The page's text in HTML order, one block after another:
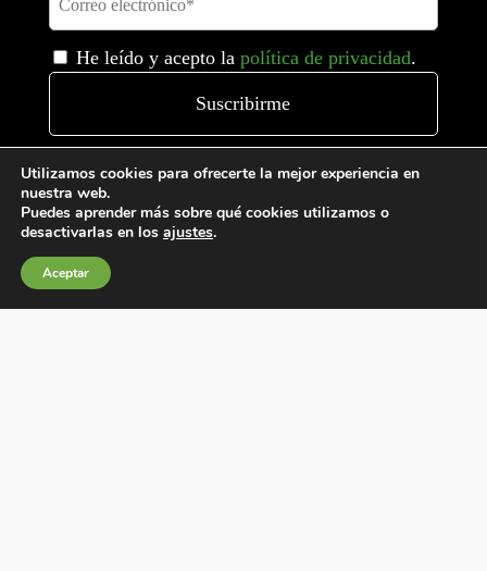
He leído y acepto la política de privacidad.
Condiciones generales de venta
Utilizamos cookies para ofrecerte la mejor experiencia en
nuestra web.
Puedes aprender más sobre qué cookies utilizamos o
desactivarlas en los ajustes.
Aceptar